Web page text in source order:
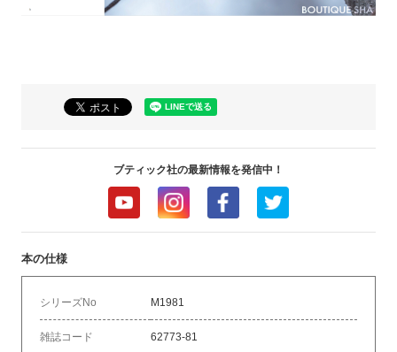
ブティック社の最新情報を発信中！
本の仕様
シリーズNo M1981
雑誌コード 62773-81